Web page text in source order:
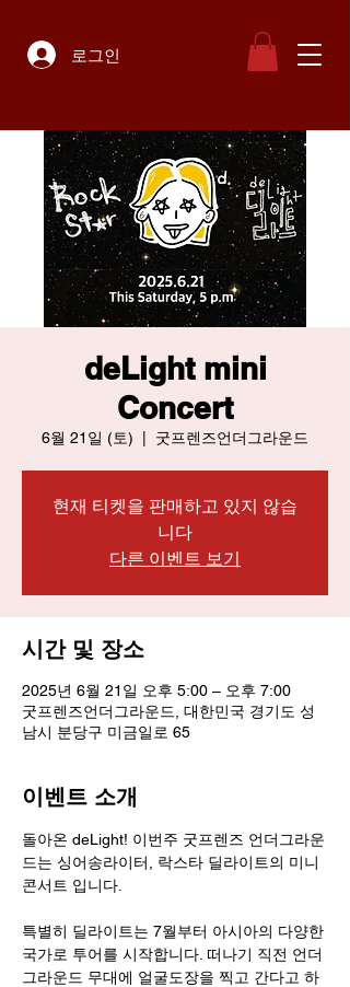
로그인
deLight mini
Concert
6월 21일 (토) 굿프렌즈언더그라운드
현재 티켓을 판매하고 있지 않습
니다
다른 이벤트 보기
시간 및 장소
2025년 6월 21일 오후 5:00 – 오후 7:00
굿프렌즈언더그라운드, 대한민국 경기도 성
남시 분당구 미금일로 65
이벤트 소개
돌아온 deLight! 이번주 굿프렌즈 언더그라운
드는 싱어송라이터, 락스타 딜라이트의 미니
콘서트 입니다.
특별히 딜라이트는 7월부터 아시아의 다양한
국가로 투어를 시작합니다. 떠나기 직전 언더
그라운드 무대에 얼굴도장을 찍고 간다고 하